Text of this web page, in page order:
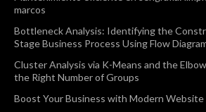
marcos
Bottleneck Analysis: Identifying the
Stage Business Process Using Flow
Cluster Analysis via K-Means and the
the Right Number of Groups
Boost Your Business with Modern Website